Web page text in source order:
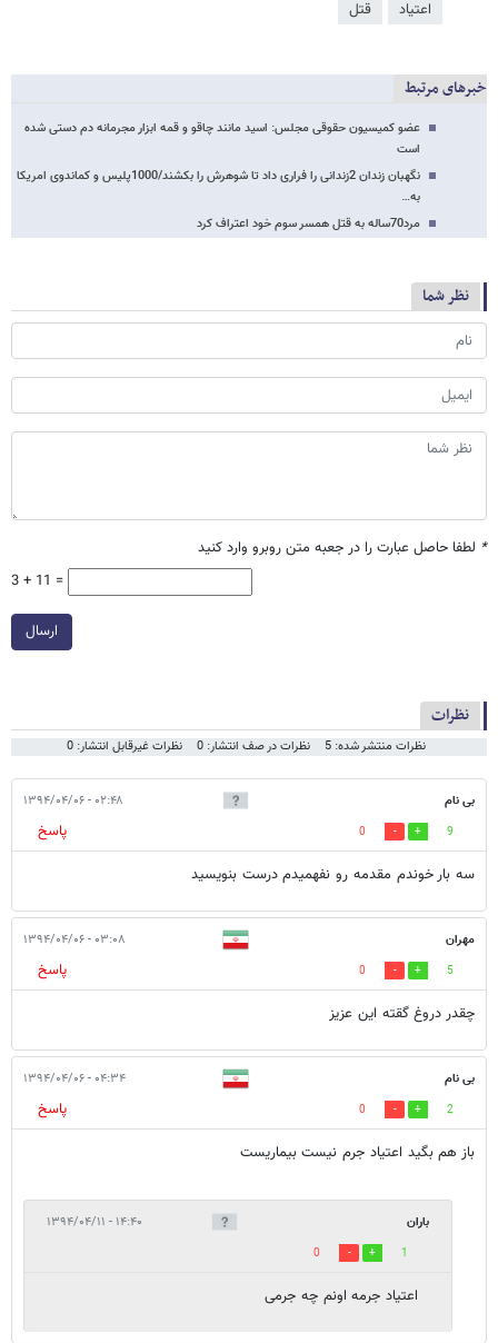
اعتیاد قتل
خبرهای مرتبط
عضو کمیسیون حقوقی مجلس: اسید مانند چاقو و قمه ابزار مجرمانه دم دستی شده
است
نگهبان زندان 2زندانی را فراری داد تا شوهرش را بکشند/1000پلیس و کماندوی امریکا
به…
مرد70ساله به قتل همسر سوم خود اعتراف کرد
نظر شما
* لطفا حاصل عبارت را در جعبه متن روبرو وارد کنید
3 + 11 =
ارسال
نظرات
نظرات منتشر شده: 5 نظرات در صف انتشار: 0 نظرات غیرقابل انتشار: 0
بی نام ۰۲:۴۸ - ۱۳۹۴/۰۴/۰۶
9
0
پاسخ
سه بار خوندم مقدمه رو نفهمیدم درست بنویسید
مهران ۰۳:۰۸ - ۱۳۹۴/۰۴/۰۶
5
0
پاسخ
چقدر دروغ گقته این عزیز
بی نام ۰۴:۳۴ - ۱۳۹۴/۰۴/۰۶
2
0
پاسخ
باز هم بگید اعتیاد جرم نیست بیماریست
باران ۱۴:۴۰ - ۱۳۹۴/۰۴/۱۱
1
0
اعتیاد جرمه اونم چه جرمی